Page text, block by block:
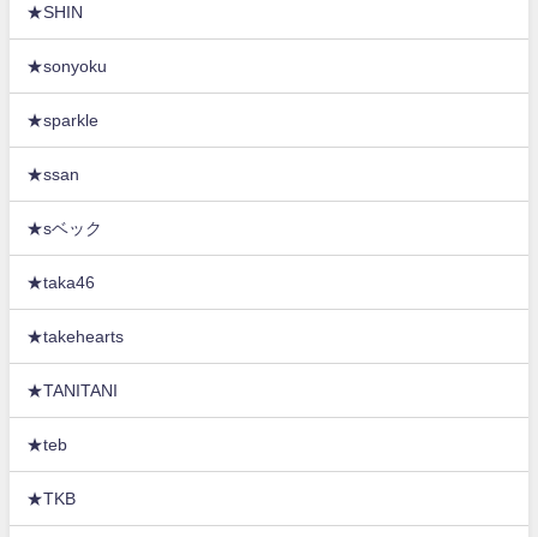
★SHIN
★sonyoku
★sparkle
★ssan
★sベック
★taka46
★takehearts
★TANITANI
★teb
★TKB